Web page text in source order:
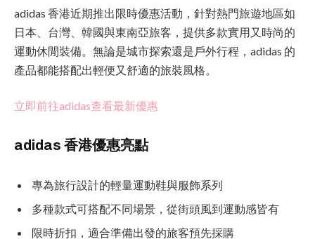
adidas 香港近期推出限時優惠活動，針對熱門旅遊地區如
日本、台灣、韓國與東南亞旅客，提供多款實用又時尚的
運動休閒裝備。無論是城市探索還是戶外行程，adidas 的
產品都能搭配出輕便又舒適的旅裝風格。
立即前往adidas查看最新優惠
adidas 香港優惠亮點
專為旅行設計的輕量運動鞋與服飾系列
多種款式可搭配不同場景，從街頭風到運動感皆有
限時折扣，適合準備出發的旅客預先採購